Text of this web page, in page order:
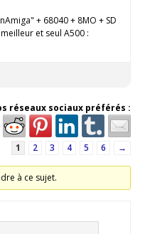
+ 68040 + 8MO + SD
et seul A500 :
réseaux sociaux préférés :
1 2 3 4 5 6 →
à ce sujet.